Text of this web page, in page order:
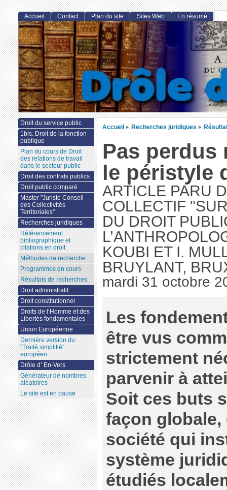
Accueil > Recherches juridiques >
Pas perdus
le péristyle
ARTICLE PARU
COLLECTIF
DU DROIT
KOUBI ET I.
BRUYLANT,
mardi 31 octobre
Les
être vus
strictement
parvenir à
Soit ces buts
façon globale,
société qui
système
étudiés
Accueil Contact Plan du site Sites Web En résumé
Droit du service public
1bis. Droit de la fonction
publique
Plan du cours de Droit
des relations de travail
dans le secteur public
Droit des contrats publics
Droit public comparé
Master "Juriste Conseil
des Collectivités
Territoriales"
Recherches juridiques
Référencement
bibliographique et
citations en droit
Méthodes de recherche
Programmes en cours
Résultats de recherches
Droit administratif
Droit constitutionnel
Droits de l’Homme et des
Libertés fondamentales
Union Européenne
Dernière version du
"Traité simplifié"
européen
Drôle d’ En-Vers
Générateur de nombres
aléatoires
Le site est en pause